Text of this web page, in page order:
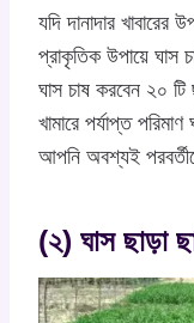
যদি দানাদার
প্রাকৃতিক উপায়ে ঘাস
ঘাস চাষ করবেন ২০
খামারে পর্যাপ্ত
আপনি অবশ্যই
(২) ঘাস ছাড়া